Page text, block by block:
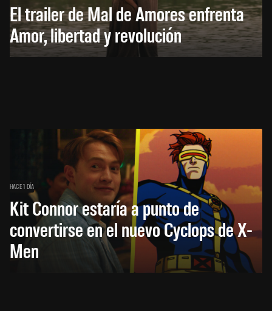
El trailer de Mal de Amores enfrenta
Amor, libertad y revolución
HACE 1 DÍA
Kit Connor estaría a punto de
convertirse en el nuevo Cyclops de X-
Men